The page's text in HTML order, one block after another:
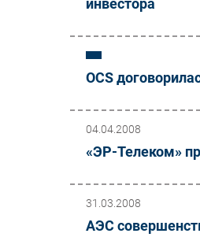
Мобильная связь
Фиксированная
инвестора
OCS
04.04.2008
«ЭР-Телеком»
31.03.2008
АЭС